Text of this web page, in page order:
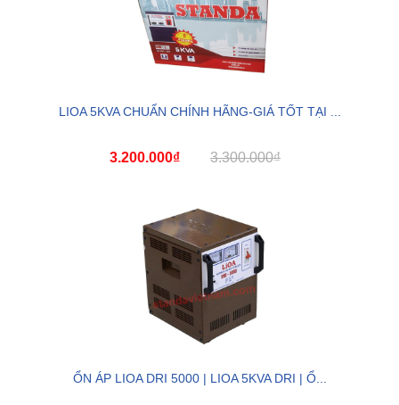
LIOA 5KVA CHUẨN CHÍNH HÃNG-GIÁ TỐT TẠI ...
3.200.000₫ 3.300.000₫
ỔN ÁP LIOA DRI 5000 | LIOA 5KVA DRI | Ổ...